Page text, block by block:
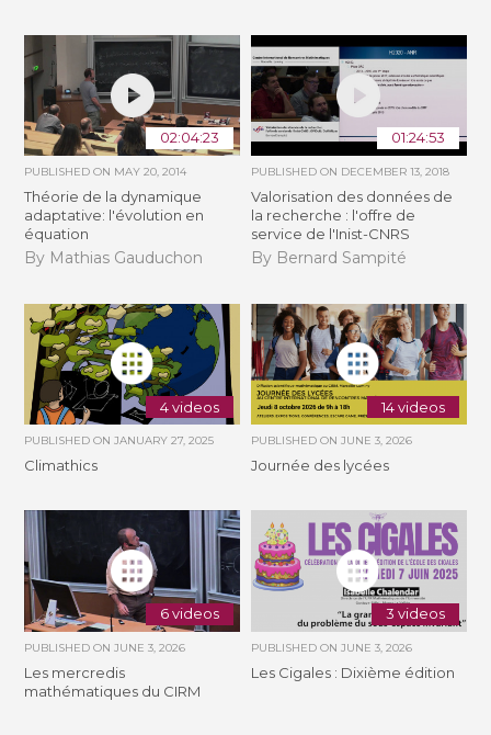
02:04:23
PUBLISHED ON MAY 20, 2014
Théorie de la dynamique
adaptative: l'évolution en
équation
By Mathias Gauduchon
01:24:53
PUBLISHED ON DECEMBER 13, 2018
Valorisation des données de
la recherche : l'offre de
service de l'Inist-CNRS
By Bernard Sampité
4 videos
PUBLISHED ONJANUARY 27, 2025
Climathics
14 videos
PUBLISHED ON JUNE 3, 2026
Journée des lycées
6 videos
PUBLISHED ONJUNE 3, 2026
Les mercredis
mathématiques du CIRM
3 videos
PUBLISHED ON JUNE 3, 2026
Les Cigales : Dixième édition